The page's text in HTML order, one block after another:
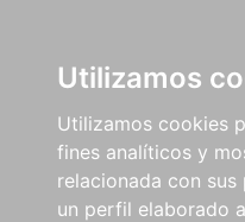
Utilizamos
Utilizamos cookies
fines analíticos y
relacionada con sus
un perfil elaborado